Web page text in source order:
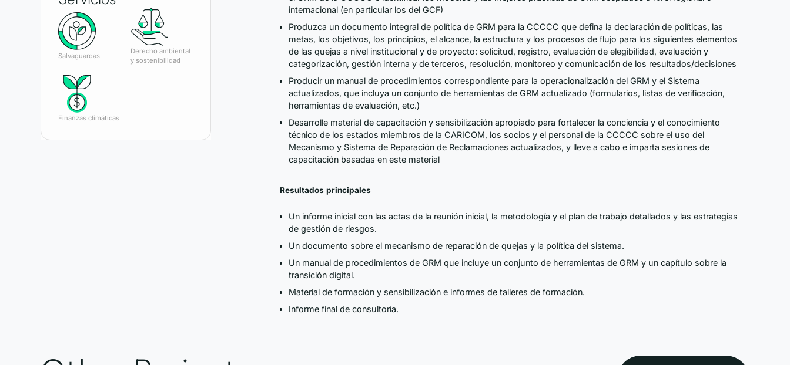
Salvaguardas
Derecho ambiental
y sostenibilidad
Finanzas climáticas
internacional (en particular los del GCF)
Produzca un documento integral de política de GRM para la CCCCC que defina la declaración de políticas, las
metas, los objetivos, los principios, el alcance, la estructura y los procesos de flujo para los siguientes elementos
de las quejas a nivel institucional y de proyecto: solicitud, registro, evaluación de elegibilidad, evaluación y
categorización, gestión interna y de terceros, resolución, monitoreo y comunicación de los resultados/decisiones
Producir un manual de procedimientos correspondiente para la operacionalización del GRM y el Sistema
actualizados, que incluya un conjunto de herramientas de GRM actualizado (formularios, listas de verificación,
herramientas de evaluación, etc.)
Desarrolle material de capacitación y sensibilización apropiado para fortalecer la conciencia y el conocimiento
técnico de los estados miembros de la CARICOM, los socios y el personal de la CCCCC sobre el uso del
Mecanismo y Sistema de Reparación de Reclamaciones actualizados, y lleve a cabo e imparta sesiones de
capacitación basadas en este material
Resultados principales
Un informe inicial con las actas de la reunión inicial, la metodología y el plan de trabajo detallados y las estrategias
de gestión de riesgos.
Un documento sobre el mecanismo de reparación de quejas y la política del sistema.
Un manual de procedimientos de GRM que incluye un conjunto de herramientas de GRM y un capítulo sobre la
transición digital.
Material de formación y sensibilización e informes de talleres de formación.
Informe final de consultoría.